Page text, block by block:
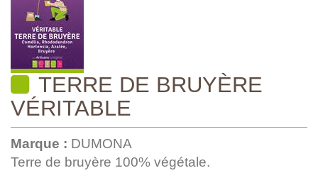
TERRE DE BRUYÈRE
VÉRITABLE
Marque : DUMONA
Terre de bruyère 100% végétale.